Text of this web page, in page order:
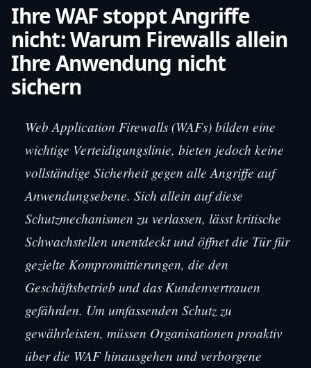
Ihre WAF stoppt Angriffe
nicht: Warum Firewalls allein
Ihre Anwendung nicht
sichern
Web Application Firewalls (WAFs) bilden eine
wichtige Verteidigungslinie, bieten jedoch keine
vollständige Sicherheit gegen alle Angriffe auf
Anwendungsebene. Sich allein auf diese
Schutzmechanismen zu verlassen, lässt kritische
Schwachstellen unentdeckt und öffnet die Tür für
gezielte Kompromittierungen, die den
Geschäftsbetrieb und das Kundenvertrauen
gefährden. Um umfassenden Schutz zu
gewährleisten, müssen Organisationen proaktiv
über die WAF hinausgehen und verborgene